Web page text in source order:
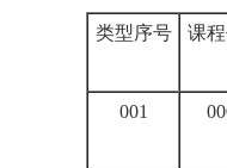
类型序号 课
001